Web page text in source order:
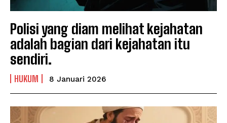
Polisi yang diam melihat kejahatan
adalah bagian dari kejahatan itu
sendiri.
HUKUM 8 Januari 2026